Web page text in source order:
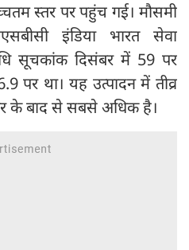
स्तर पर पहुंच गई। मौसमी
इंडिया भारत सेवा
सूचकांक दिसंबर में 59 पर
पर था। यह उत्पादन में तीव्र
के बाद से सबसे अधिक है।